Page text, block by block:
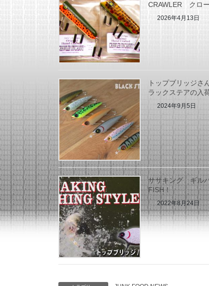
CRAWLER クロ
2026年4月13日
トップブリッジさ
ラックステアの入
2024年9月5日
ササキング ギル
FISH！
2022年8月24日